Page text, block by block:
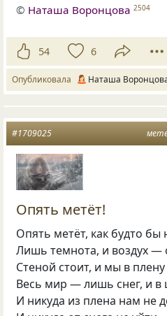
© Наташа Воронцова 2504
54 6
Опубликовала Наташа
#1709025
Опять метёт!
Опять метёт, как будто бы
Лишь темнота, и воздух —
Стеной стоит, и мы в
Весь мир — лишь снег, и в
И никуда из плена нам не